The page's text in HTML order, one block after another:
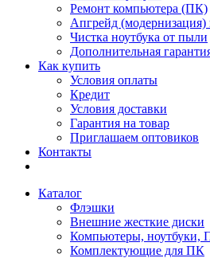
Ремонт компьютера (ПК)
Апгрейд (модернизация)
Чистка ноутбука от пыли
Дополнительная
Как купить
Условия оплаты
Кредит
Условия доставки
Гарантия на товар
Приглашаем оптовиков
Контакты
Каталог
Флэшки
Внешние жесткие диски
Компьютеры, ноутбуки,
Комплектующие для ПК